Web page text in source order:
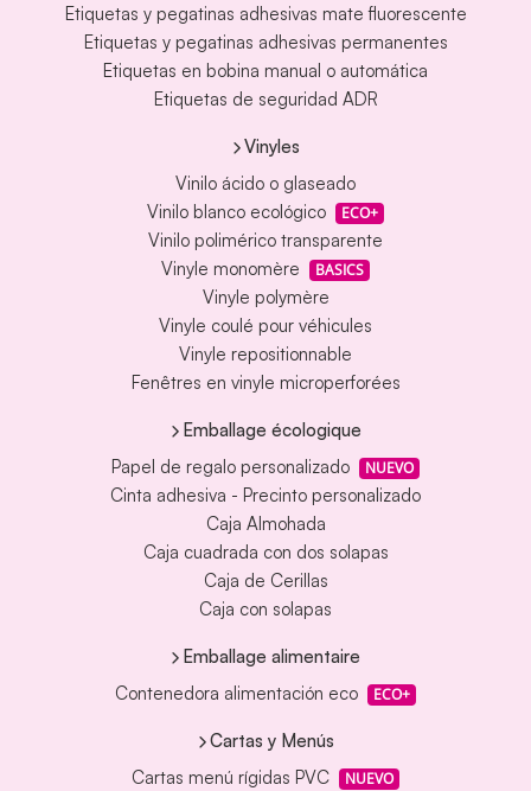
Etiquetas y pegatinas adhesivas mate fluorescente
Etiquetas y pegatinas adhesivas permanentes
Etiquetas en bobina manual o automática
Etiquetas de seguridad ADR
Vinyles
Vinilo ácido o glaseado
Vinilo blanco ecológico
ECO+
Vinilo polimérico transparente
Vinyle monomère
BASICS
Vinyle polymère
Vinyle coulé pour véhicules
Vinyle repositionnable
Fenêtres en vinyle microperforées
Emballage écologique
Papel de regalo personalizado
NUEVO
Cinta adhesiva - Precinto personalizado
Caja Almohada
Caja cuadrada con dos solapas
Caja de Cerillas
Caja con solapas
Emballage alimentaire
Contenedora alimentación eco
ECO+
Cartas y Menús
Cartas menú rígidas PVC
NUEVO